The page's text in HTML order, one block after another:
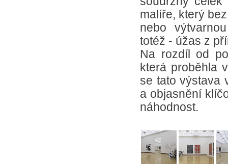
malíře, který
nebo
totéž - úžas z
Na rozdíl od
která proběhla
se tato výstava
a objasnění
náhodnost.